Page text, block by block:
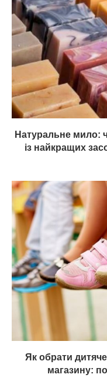
Натуральне мило:
із найкращих
Як обрати
магазину: